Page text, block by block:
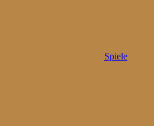
Spiele